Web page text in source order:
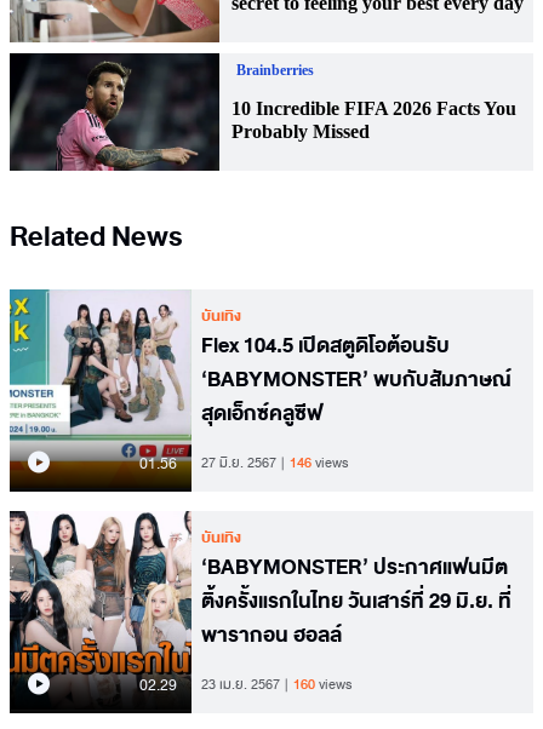
Related News
01.56
บันเทิง
Flex 104.5 เปิดสตูดิโอต้อนรับ
‘BABYMONSTER’ พบกับสัมภาษณ์
สุดเอ็กซ์คลูซีฟ
27 มิ.ย. 2567 146views
02.29
บันเทิง
‘BABYMONSTER’ ประกาศแฟนมีต
ติ้งครั้งแรกในไทย วันเสาร์ที่ 29 มิ.ย. ที่
พารากอน ฮอลล์
23 เม.ย. 2567 160views